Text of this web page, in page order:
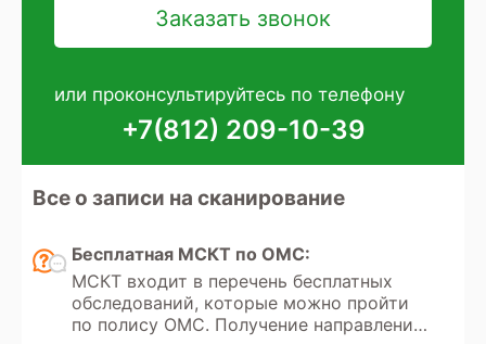
или проконсультируйтесь по телефону
+7(812) 209-10-39
Все о записи на сканирование
Бесплатная МСКТ по ОМС:
МСКТ входит в перечень бесплатных
обследований, которые можно пройти
по полису ОМС. Получение направления